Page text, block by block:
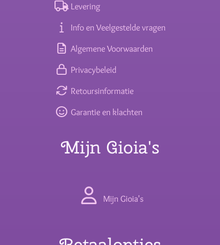
Levering
Info en Veelgestelde vragen
Algemene Voorwaarden
Privacybeleid
Retoursinformatie
Garantie en klachten
Mijn Gioia's
Mijn Gioia's